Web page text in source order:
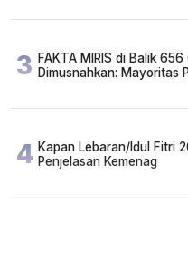
3 FAKTA MIRIS di Balik
Dimusnahkan: Mayoritas
4 Kapan Lebaran/Idul Fitri
Penjelasan Kemenag